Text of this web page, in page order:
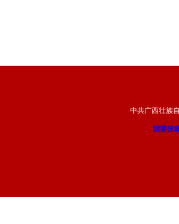
中共广西壮族
我要投